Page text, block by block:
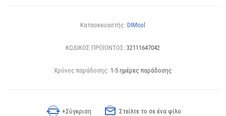
Κατασκευαστής: DIMcol
ΚΩΔΙΚΟΣ ΠΡΟΪΟΝΤΟΣ: 32111647042
Χρόνος παράδοσης: 1-5 ημέρες παράδοσης
+Σύγκριση Στείλτε το σε ένα φίλο